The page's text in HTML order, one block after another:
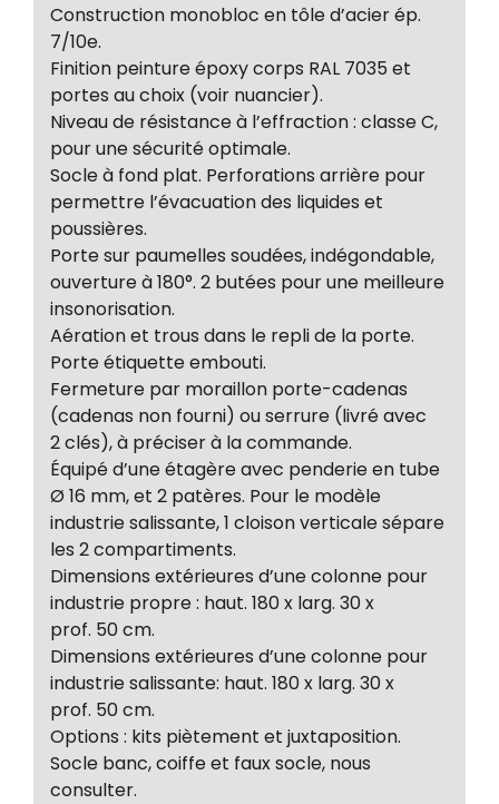
Construction monobloc en tôle d’acier ép.
7/10e.
Finition peinture époxy corps RAL 7035 et
portes au choix (voir nuancier).
Niveau de résistance à l’effraction : classe C,
pour une sécurité optimale.
Socle à fond plat. Perforations arrière pour
permettre l’évacuation des liquides et
poussières.
Porte sur paumelles soudées, indégondable,
ouverture à 180°. 2 butées pour une meilleure
insonorisation.
Aération et trous dans le repli de la porte.
Porte étiquette embouti.
Fermeture par moraillon porte-cadenas
(cadenas non fourni) ou serrure (livré avec
2 clés), à préciser à la commande.
Équipé d’une étagère avec penderie en tube
Ø 16 mm, et 2 patères. Pour le modèle
industrie salissante, 1 cloison verticale sépare
les 2 compartiments.
Dimensions extérieures d’une colonne pour
industrie propre : haut. 180 x larg. 30 x
prof. 50 cm.
Dimensions extérieures d’une colonne pour
industrie salissante: haut. 180 x larg. 30 x
prof. 50 cm.
Options : kits piètement et juxtaposition.
Socle banc, coiffe et faux socle, nous
consulter.